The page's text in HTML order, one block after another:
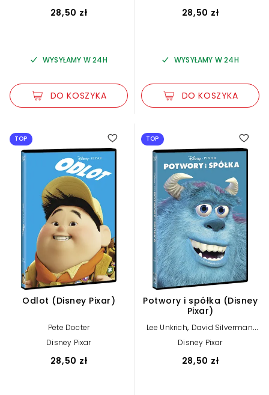
28,50 zł
WYSYŁAMY W 24H
DO KOSZYKA
28,50 zł
WYSYŁAMY W 24H
DO KOSZYKA
TOP
Odlot (Disney Pixar)
Pete Docter
Disney Pixar
28,50 zł
TOP
Potwory i spółka (Disney
Pixar)
Lee Unkrich, David Silverman,
Pete Docter
Disney Pixar
28,50 zł